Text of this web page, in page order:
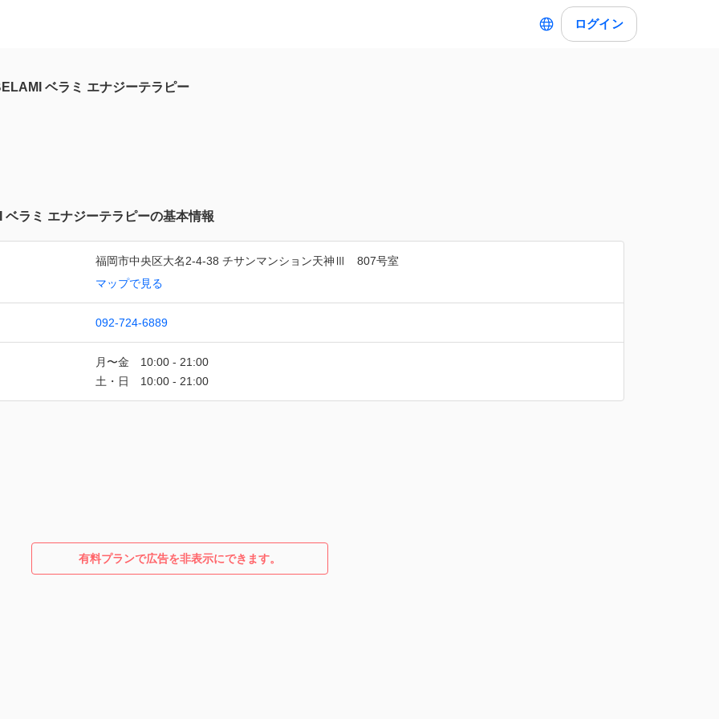
ログイン
ベラミ エナジーテラピー
ベラミ エナジーテラピーの基本情報
福岡市中央区大名2-4-38 チサンマンション天神Ⅲ　807号室
マップで見る
092-724-6889
有料プランで広告を非表示にできます。